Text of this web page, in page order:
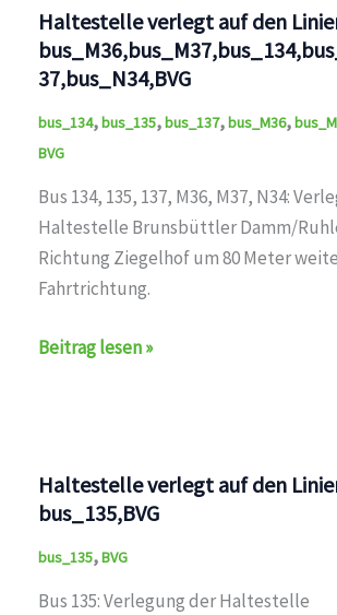
Haltestelle verlegt auf den
37,bus_N34,BVG
bus_134,bus_135,bus_137,bus_M36,
BVG
Bus 134, 135, 137, M36, M37, N34:
Haltestelle Brunsbüttler Damm/
Richtung Ziegelhof um 80 Meter
Fahrtrichtung.
Haltestelle
Beitrag lesen »
Haltestelle verlegt auf den
bus_135,BVG
bus_135,BVG
Bus 135: Verlegung der Haltestelle